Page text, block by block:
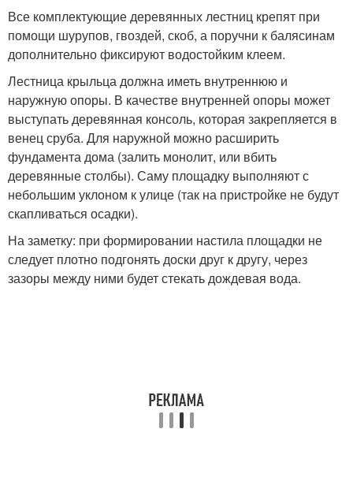
Все комплектующие деревянных лестниц крепят при
помощи шурупов, гвоздей, скоб, а поручни к балясинам
дополнительно фиксируют водостойким клеем.
Лестница крыльца должна иметь внутреннюю и
наружную опоры. В качестве внутренней опоры может
выступать деревянная консоль, которая закрепляется в
венец сруба. Для наружной можно расширить
фундамента дома (залить монолит, или вбить
деревянные столбы). Саму площадку выполняют с
небольшим уклоном к улице (так на пристройке не будут
скапливаться осадки).
На заметку: при формировании настила площадки не
следует плотно подгонять доски друг к другу, через
зазоры между ними будет стекать дождевая вода.